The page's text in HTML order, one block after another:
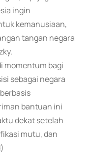
ingin
kemanusiaan,
tangan negara
momentum bagi
sebagai negara
bantuan ini
dekat setelah
mutu, dan